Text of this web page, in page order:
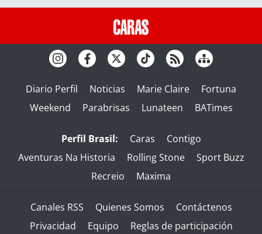
Diario Perfil Noticias Marie Claire
Fortuna
Weekend
Parabrisas Lunateen BATimes
Perfil Brasil: Caras
Contigo
Aventuras Na Historia
Rolling Stone
Sport Buzz
Recreio
Maxima
Canales RSS Quienes Somos
Contáctenos
Privacidad
Equipo Reglas de participación